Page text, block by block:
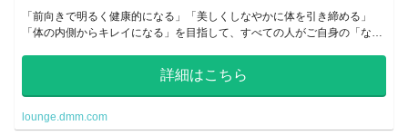
「前向きで明るく健康的になる」「美しくしなやかに体を引き締める」
「体の内側からキレイになる」を目指して、すべての人がご自身の「なり
詳細はこちら
lounge.dmm.com